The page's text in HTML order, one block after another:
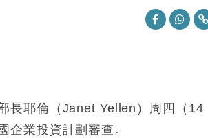
長耶倫（Janet Yellen）周四（14
業投資計劃審查。